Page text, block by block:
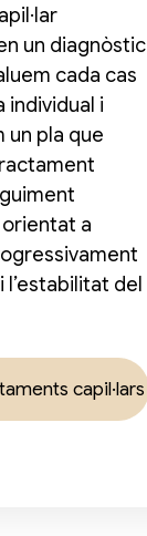
un diagnòstic
cada cas
individual i
un pla que
a
l’estabilitat del
capil·lars